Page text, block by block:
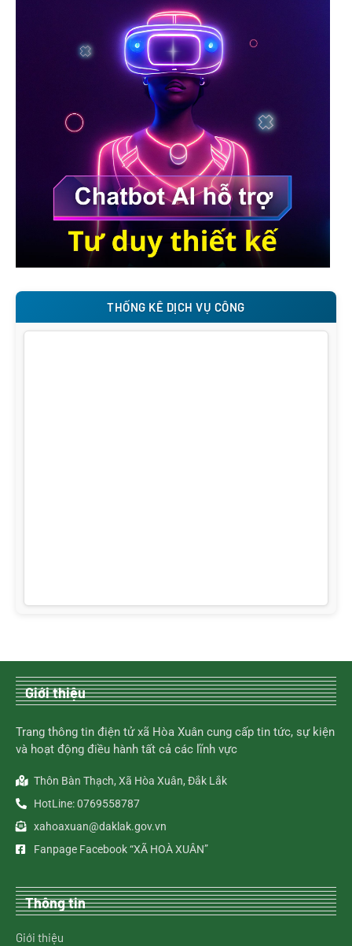
THỐNG KÊ DỊCH VỤ CÔNG
Giới thiệu
Trang thông tin điện tử xã Hòa Xuân cung cấp tin tức, sự kiện
và hoạt động điều hành tất cả các lĩnh vực
Thôn Bàn Thạch, Xã Hòa Xuân, Đắk Lắk
HotLine: 0769558787
xahoaxuan@daklak.gov.vn
Fanpage Facebook “XÃ HOÀ XUÂN”
Thông tin
Giới thiệu